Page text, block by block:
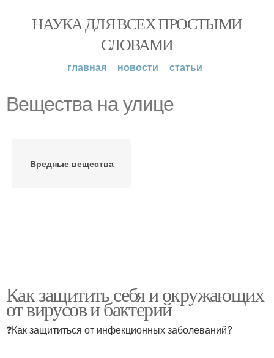
НАУКА ДЛЯ ВСЕХ ПРОСТЫМИ
СЛОВАМИ
главная новости статьи
Вещества на улице
Вредные вещества
Как защитить себя и окружающих
от вирусов и бактерий
❓Как защититься от инфекционных заболеваний?